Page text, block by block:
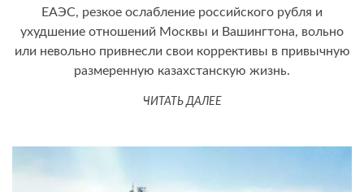
ЕАЭС, резкое ослабление российского рубля и
ухудшение отношений Москвы и Вашингтона, вольно
или невольно привнесли свои коррективы в привычную
размеренную казахстанскую жизнь.
ЧИТАТЬ ДАЛЕЕ